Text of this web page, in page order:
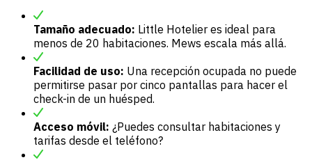
Tamaño adecuado: Little Hotelier es ideal para
menos de 20 habitaciones. Mews escala más allá.
Facilidad de uso: Una recepción ocupada no puede
permitirse pasar por cinco pantallas para hacer el
check-in de un huésped.
Acceso móvil: ¿Puedes consultar habitaciones y
tarifas desde el teléfono?